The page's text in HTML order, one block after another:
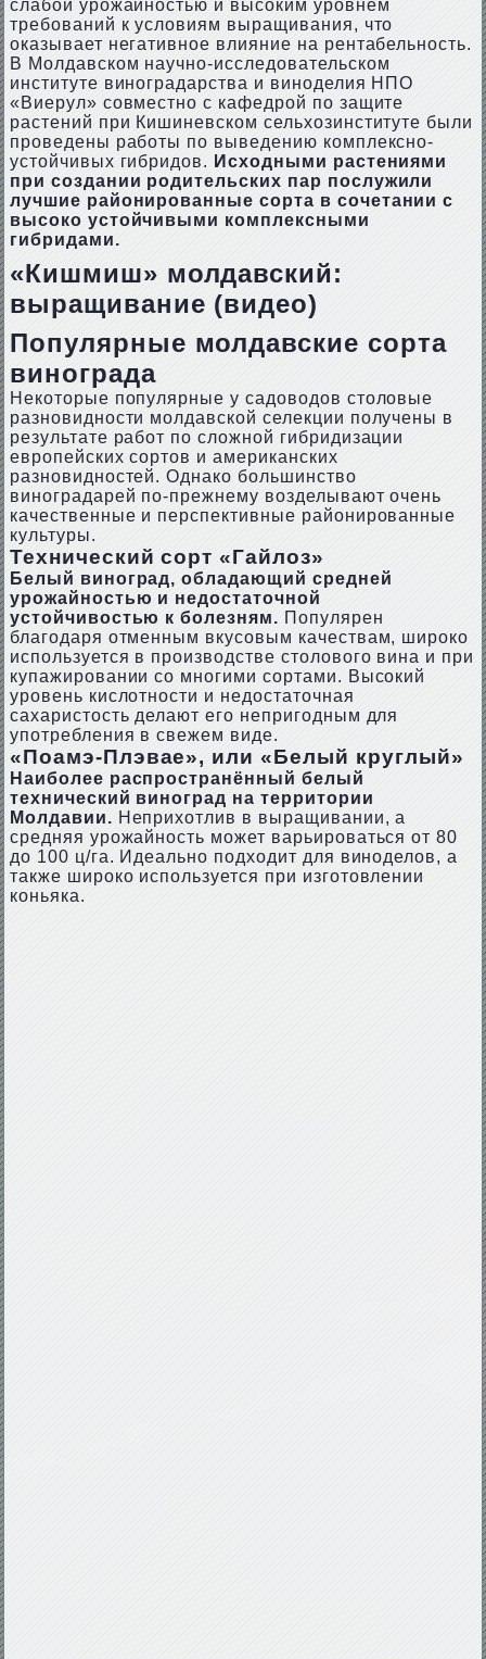
слабой урожайностью и высоким уровнем
требований к условиям выращивания, что
оказывает негативное влияние на рентабельность.
В Молдавском научно-исследовательском
институте виноградарства и виноделия НПО
«Виерул» совместно с кафедрой по защите
растений при Кишиневском сельхозинституте были
проведены работы по выведению комплексно-
устойчивых гибридов. Исходными растениями
при создании родительских пар послужили
лучшие районированные сорта в сочетании с
высоко устойчивыми комплексными
гибридами.
«Кишмиш» молдавский:
выращивание (видео)
Популярные молдавские сорта
винограда
Некоторые популярные у садоводов столовые
разновидности молдавской селекции получены в
результате работ по сложной гибридизации
европейских сортов и американских
разновидностей. Однако большинство
виноградарей по-прежнему возделывают очень
качественные и перспективные районированные
культуры.
Технический сорт «Гайлоз»
Белый виноград, обладающий средней
урожайностью и недостаточной
устойчивостью к болезням. Популярен
благодаря отменным вкусовым качествам, широко
используется в производстве столового вина и при
купажировании со многими сортами. Высокий
уровень кислотности и недостаточная
сахаристость делают его непригодным для
употребления в свежем виде.
«Поамэ-Плэвае», или «Белый круглый»
Наиболее распространённый белый
технический виноград на территории
Молдавии. Неприхотлив в выращивании, а
средняя урожайность может варьироваться от 80
до 100 ц/га. Идеально подходит для виноделов, а
также широко используется при изготовлении
коньяка.